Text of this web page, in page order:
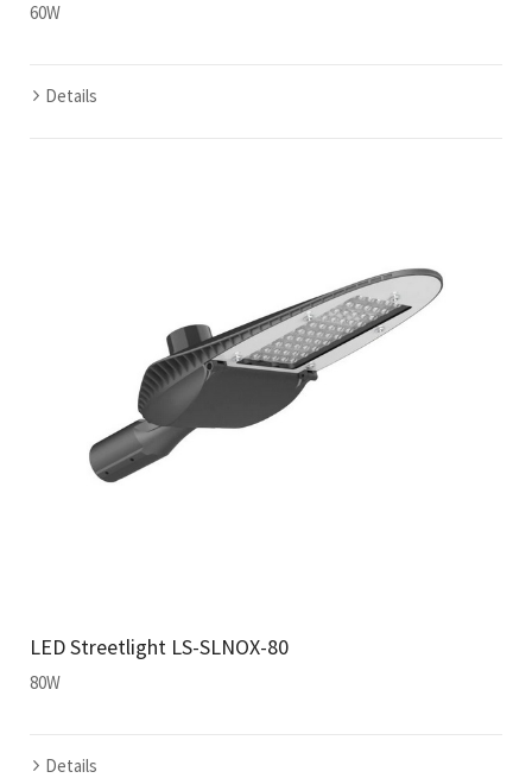
60W
Details
LED Streetlight LS-SLNOX-80
80W
Details